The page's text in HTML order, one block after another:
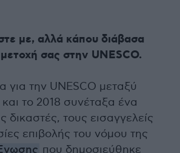
με, αλλά κάπου διάβασα
σας στην UNESCO.
την UNESCO μεταξύ
και το 2018 συνέταξα ένα
δικαστές, τους εισαγγελείς
επιβολής του νόμου της
που δημοσιεύθηκε